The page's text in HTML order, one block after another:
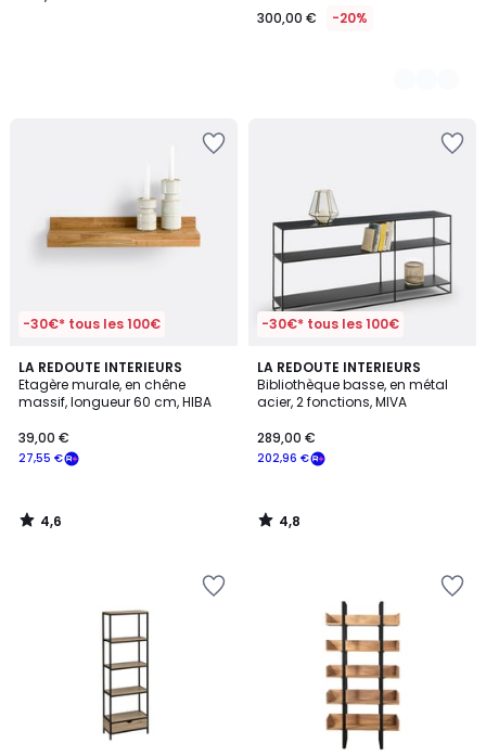
300,00 € -20%
-30€* tous les 100€
LA REDOUTE INTERIEURS
Etagère murale, en chêne
massif, longueur 60 cm, HIBA
27,55 €
39,00 €
4,6
/ 5
4,6
/
-30€* tous les 100€
LA REDOUTE INTERIEURS
Bibliothèque basse, en métal
acier, 2 fonctions, MIVA
202,96 €
289,00 €
4,8
/ 5
4,8
/